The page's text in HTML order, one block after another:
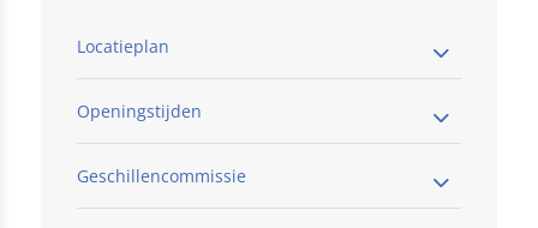
Locatieplan
Openingstijden
Geschillencommissie